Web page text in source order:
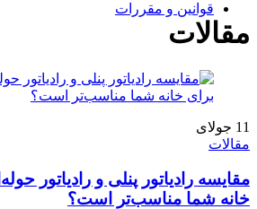
قوانین و مقررات
مقالات
11 جولای
مقالات
مقایسه رادیاتور پنلی و رادیاتور
خانه شما مناسب‌تر است؟